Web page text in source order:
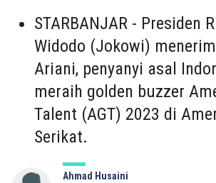
STARBANJAR - Presiden
Widodo (Jokowi)
Ariani, penyanyi asal
meraih golden buzzer
Talent (AGT) 2023 di
Serikat.
Ahmad Husaini